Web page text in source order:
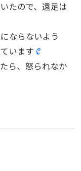
たので、遠足は
ならないよう
います
ら、怒られなか